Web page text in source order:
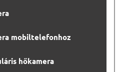
mobiltelefonhoz
hőkamera